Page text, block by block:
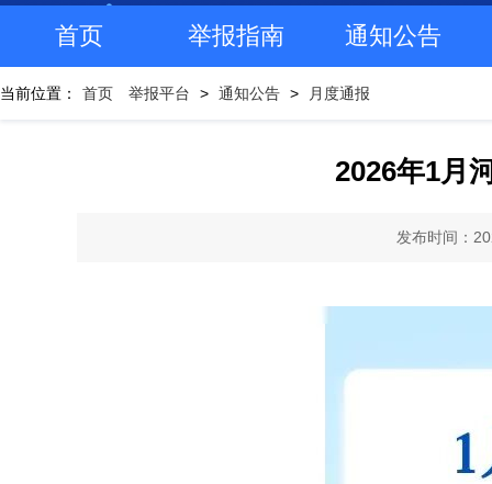
首页 举报指南 通知公告
当前位置： 首页 举报平台 > 通知公告 > 月度通报
2026年1月
发布时间：